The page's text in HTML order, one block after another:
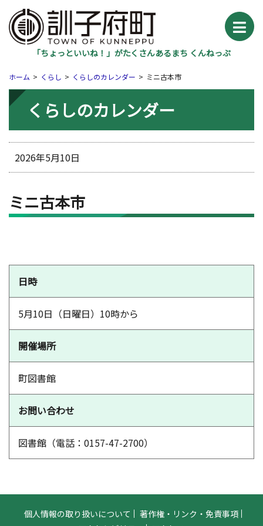
「ちょっといいね！」がたくさんあるまち くんねっぷ
ホーム くらし くらしのカレンダー ミニ古本市
くらしのカレンダー
2026年5月10日
ミニ古本市
日時
5月10日（日曜日）10時から
開催場所
町図書館
お問い合わせ
図書館（電話：0157-47-2700）
個人情報の取り扱いについて
著作権・リンク・免責事項